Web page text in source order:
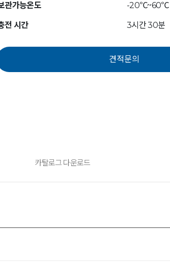
관가능온도 -20℃~60℃
전 시간 3시간 30분
카탈로그 다운로드